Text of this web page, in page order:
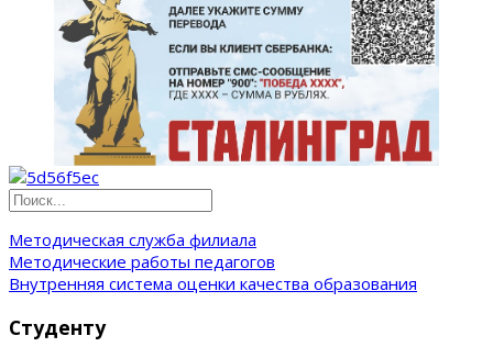
Методическая служба филиала
Методические работы педагогов
Внутренняя система оценки качества образования
Студенту